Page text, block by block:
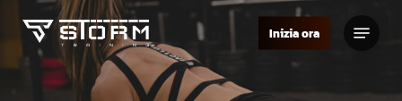
main
content
Inizia ora
Menu